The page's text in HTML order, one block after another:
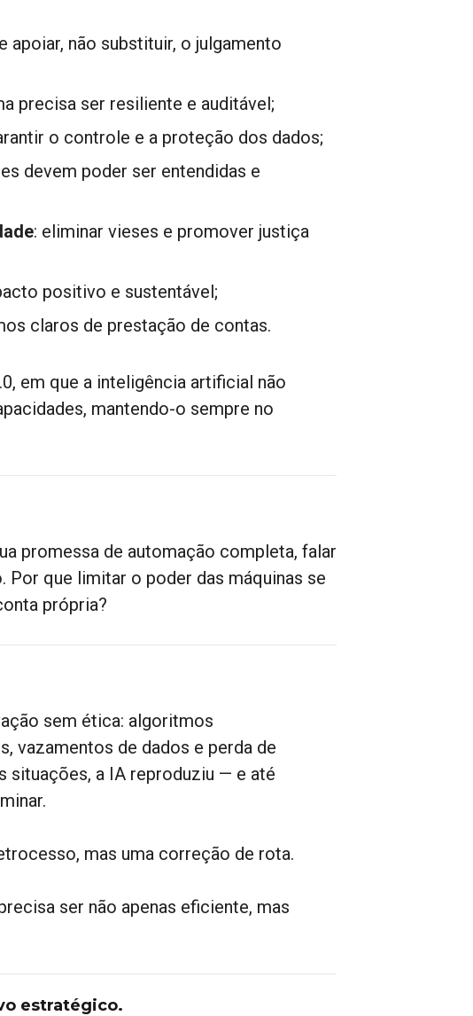
apoiar, não substituir, o julgamento
precisa ser resiliente e auditável;
o controle e a proteção dos dados;
devem poder ser entendidas e
: eliminar vieses e promover justiça
positivo e sustentável;
claros de prestação de contas.
em que a inteligência artificial não
mantendo-o sempre no
promessa de automação completa, falar
Por que limitar o poder das máquinas se
própria?
sem ética: algoritmos
vazamentos de dados e perda de
a IA reproduziu — e até
mas uma correção de rota.
ser não apenas eficiente, mas
estratégico.